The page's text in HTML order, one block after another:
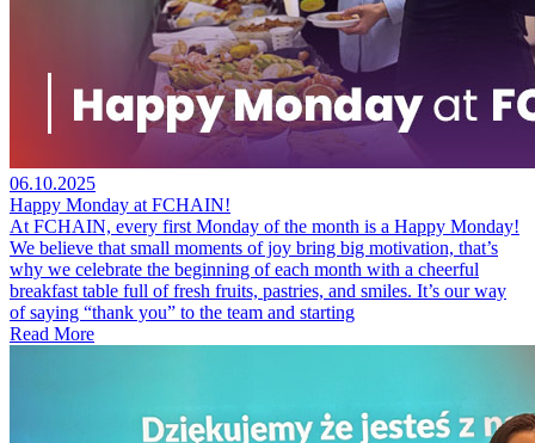
06.10.2025
Happy Monday at FCHAIN!
At FCHAIN, every first Monday of the month is a Happy Monday!
We believe that small moments of joy bring big motivation, that’s
why we celebrate the beginning of each month with a cheerful
breakfast table full of fresh fruits, pastries, and smiles. It’s our way
of saying “thank you” to the team and starting
Read More